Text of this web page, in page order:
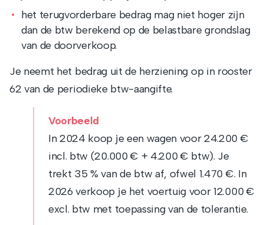
het terugvorderbare bedrag mag niet hoger zijn
dan de btw berekend op de belastbare grondslag
van de doorverkoop.
Je neemt het bedrag uit de herziening op in rooster
62 van de periodieke btw-aangifte.
Voorbeeld
In 2024 koop je een wagen voor 24.200 €
incl. btw (20.000 € + 4.200 € btw). Je
trekt 35 % van de btw af, ofwel 1.470 €. In
2026 verkoop je het voertuig voor 12.000 €
excl. btw met toepassing van de tolerantie.